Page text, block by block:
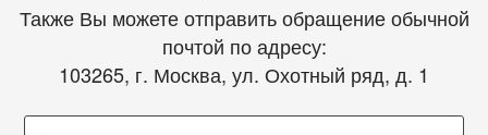
Также Вы можете отправить обращение обычной
почтой по адресу:
103265, г. Москва, ул. Охотный ряд, д. 1